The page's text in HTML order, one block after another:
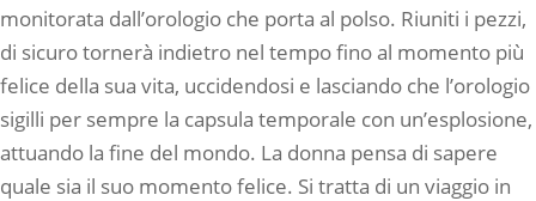
monitorata dall’orologio che porta al polso. Riuniti i pezzi,
di sicuro tornerà indietro nel tempo fino al momento più
felice della sua vita, uccidendosi e lasciando che l’orologio
sigilli per sempre la capsula temporale con un’esplosione,
attuando la fine del mondo. La donna pensa di sapere
quale sia il suo momento felice. Si tratta di un viaggio in